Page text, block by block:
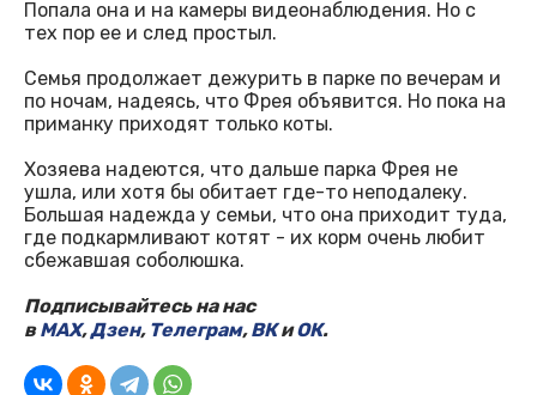
Попала она и на камеры видеонаблюдения. Но с
тех пор ее и след простыл.
Семья продолжает дежурить в парке по вечерам и
по ночам, надеясь, что Фрея объявится. Но пока на
приманку приходят только коты.
Хозяева надеются, что дальше парка Фрея не
ушла, или хотя бы обитает где-то неподалеку.
Большая надежда у семьи, что она приходит туда,
где подкармливают котят - их корм очень любит
сбежавшая соболюшка.
Подписывайтесь на нас
вMAX,Дзен, Телеграм,ВКиОК.